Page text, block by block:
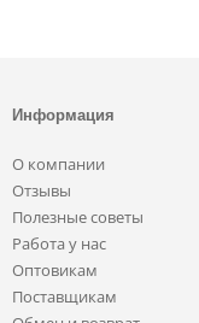
Информация
О компании
Отзывы
Полезные советы
Работа у нас
Оптовикам
Поставщикам